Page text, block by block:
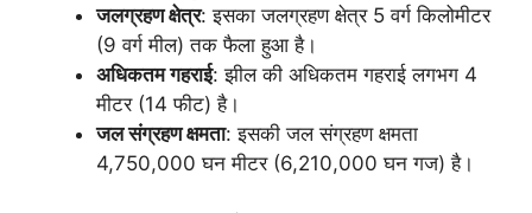
जलग्रहण क्षेत्र: इसका जलग्रहण क्षेत्र 5 वर्ग किलोमीटर
(9 वर्ग मील) तक फैला हुआ है।
अधिकतम गहराई: झील की अधिकतम गहराई लगभग 4
मीटर (14 फीट) है।
जल संग्रहण क्षमता: इसकी जल संग्रहण क्षमता
4,750,000 घन मीटर (6,210,000 घन गज) है।